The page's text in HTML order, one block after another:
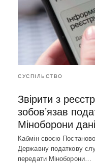
СУСПІЛЬСТВО
Звірити з
зобовʼязав
Міноборони
Кабмін своєю
Державну податкову
передати Міноборони…